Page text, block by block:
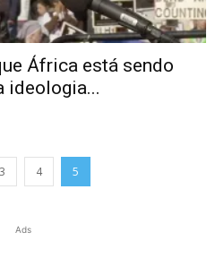
África está sendo
ideologia...
3 4 5
Ads